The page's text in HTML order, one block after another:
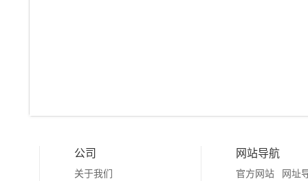
公司
关于我们
网站导航
官方网站
网址